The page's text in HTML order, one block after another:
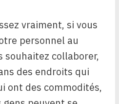
vraiment, si vous
personnel au
souhaitez collaborer,
des endroits qui
ont des commodités,